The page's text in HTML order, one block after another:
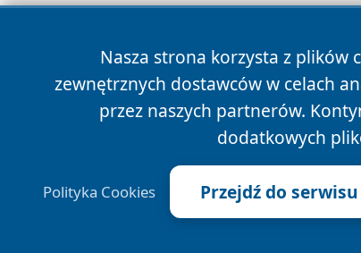
Nasza strona korzysta z plików
zewnętrznych dostawców w celach
przez naszych partnerów.
dodatkowych
Polityka Cookies Przejdź do serwisu